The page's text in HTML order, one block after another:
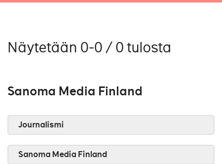
Näytetään 0-0 / 0 tulosta
Sanoma Media Finland
Journalismi
Sanoma Media Finland